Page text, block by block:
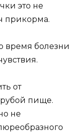
это не
прикорма.
время болезни
от
пище.
не